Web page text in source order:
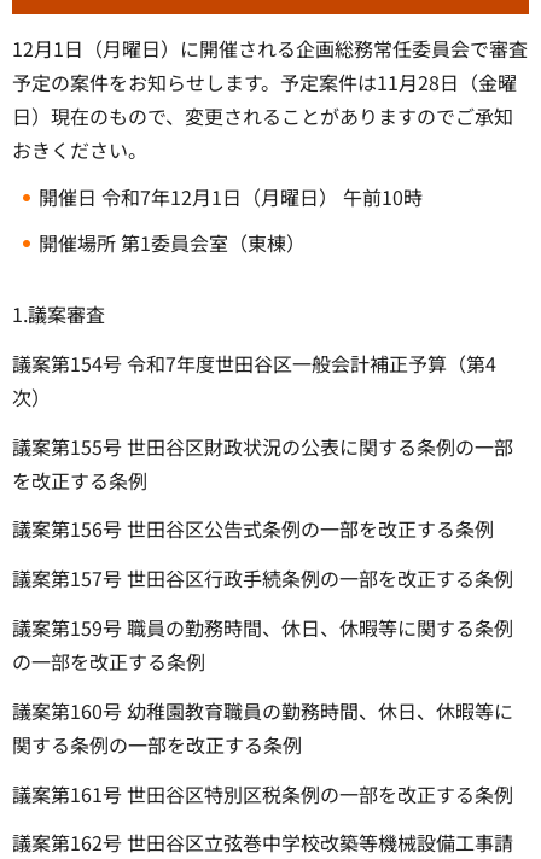
12月1日（月曜日）に開催される企画総務常任委員会で審査
予定の案件をお知らせします。予定案件は11月28日（金曜
日）現在のもので、変更されることがありますのでご承知
おきください。
開催日 令和7年12月1日（月曜日） 午前10時
開催場所 第1委員会室（東棟）
1.議案審査
議案第154号 令和7年度世田谷区一般会計補正予算（第4
次）
議案第155号 世田谷区財政状況の公表に関する条例の一部
を改正する条例
議案第156号 世田谷区公告式条例の一部を改正する条例
議案第157号 世田谷区行政手続条例の一部を改正する条例
議案第159号 職員の勤務時間、休日、休暇等に関する条例
の一部を改正する条例
議案第160号 幼稚園教育職員の勤務時間、休日、休暇等に
関する条例の一部を改正する条例
議案第161号 世田谷区特別区税条例の一部を改正する条例
議案第162号 世田谷区立弦巻中学校改築等機械設備工事請